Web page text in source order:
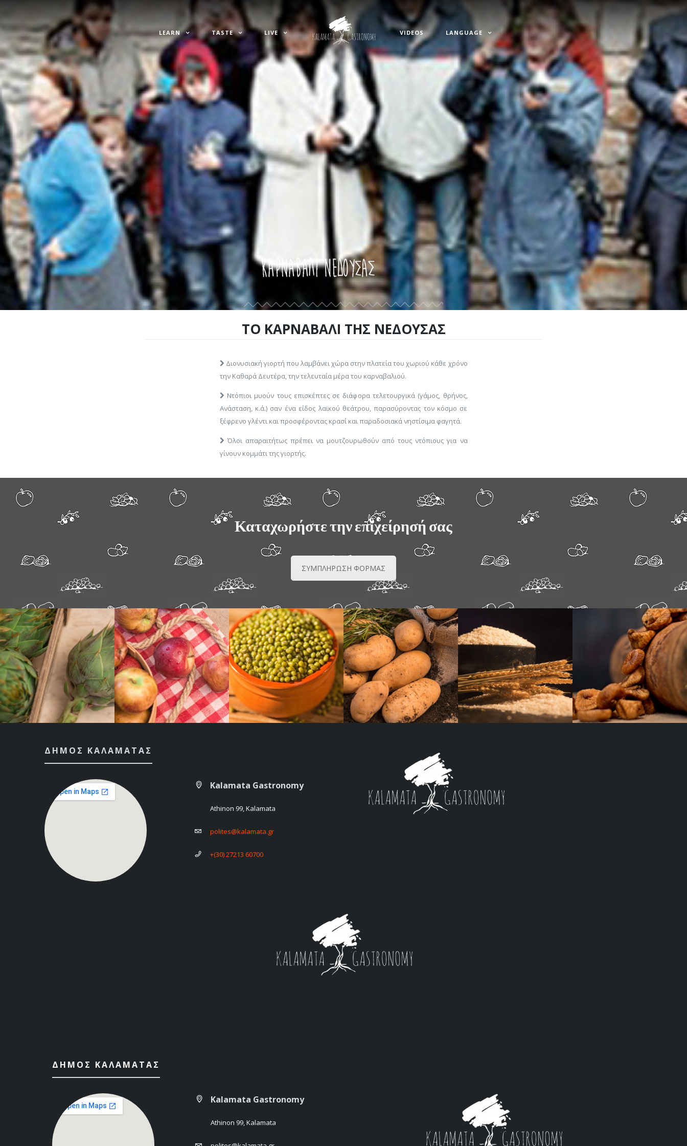
LEARN TASTE LIVE VIDEOS LANGUAGE
ΤΟ ΚΑΡΝΑΒΑΛΙ ΤΗΣ ΝΕΔΟΥΣΑΣ
Διονυσιακή γιορτή που λαμβάνει χώρα στην πλατεία του χωριού κάθε χρόνο
την Καθαρά Δευτέρα, την τελευταία μέρα του καρναβαλιού.
Ντόπιοι μυούν τους επισκέπτες σε διάφορα τελετουργικά (γάμος, θρήνος,
Ανάσταση, κ.ά.) σαν ένα είδος λαϊκού θεάτρου, παρασύροντας τον κόσμο σε
ξέφρενο γλέντι και προσφέροντας κρασί και παραδοσιακά νηστίσιμα φαγητά.
Όλοι απαραιτήτως πρέπει να μουτζουρωθούν από τους ντόπιους για να
γίνουν κομμάτι της γιορτής.
Καταχωρήστε την επιχείρησή σας
ΣΥΜΠΛΗΡΩΣΗ ΦΟΡΜΑΣ
ΔΉΜΟΣ ΚΑΛΑΜΆΤΑΣ
Kalamata Gastronomy
Athinon 99, Kalamata
polites@kalamata.gr
+(30) 27213 60700
ΔΉΜΟΣ ΚΑΛΑΜΆΤΑΣ
Kalamata Gastronomy
Athinon 99, Kalamata